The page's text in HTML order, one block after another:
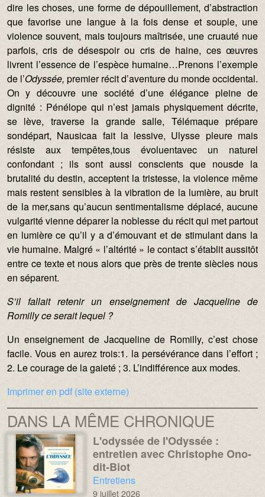
dire les choses, une forme de dépouillement, d’abstraction
que favorise une langue à la fois dense et souple, une
violence souvent, mais toujours maîtrisée, une cruauté nue
parfois, cris de désespoir ou cris de haine, ces œuvres
livrent l’essence de l’espèce humaine…Prenons l’exemple
de l’Odyssée, premier récit d’aventure du monde occidental.
On y découvre une société d’une élégance pleine de
dignité : Pénélope qui n’est jamais physiquement décrite,
se lève, traverse la grande salle, Télémaque prépare
sondépart, Nausicaa fait la lessive, Ulysse pleure mais
résiste aux tempêtes,tous évoluentavec un naturel
confondant ; ils sont aussi conscients que nousde la
brutalité du destin, acceptent la tristesse, la violence même
mais restent sensibles à la vibration de la lumière, au bruit
de la mer,sans qu’aucun sentimentalisme déplacé, aucune
vulgarité vienne déparer la noblesse du récit qui met partout
en lumière ce qu’il y a d’émouvant et de stimulant dans la
vie humaine. Malgré « l’altérité » le contact s’établit aussitôt
entre ce texte et nous alors que près de trente siècles nous
en séparent.
S’il fallait retenir un enseignement de Jacqueline de
Romilly ce serait lequel ?
Un enseignement de Jacqueline de Romilly, c’est chose
facile. Vous en aurez trois:1. la persévérance dans l’effort ;
2. Le courage de la gaieté ; 3. L’indifférence aux modes.
Imprimer en pdf (site externe)
DANS LA MÊME CHRONIQUE
Média :
Image :
L'odyssée de l'Odyssée :
entretien avec Christophe Ono-
dit-Biot
Chronique :
Entretiens
9 juillet 2026